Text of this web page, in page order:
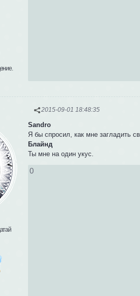
2015-09-01 18:48:35
Sandro
Я бы спросил, как мне загладить
Блайнд
Ты мне на один укус.
0